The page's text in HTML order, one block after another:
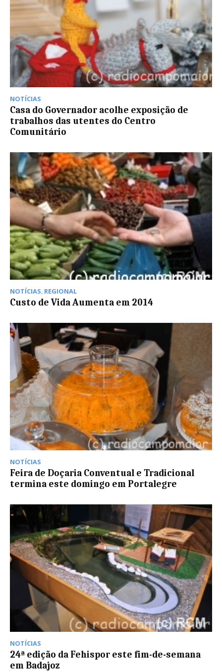
NOTÍCIAS
Casa do Governador acolhe exposição de
trabalhos das utentes do Centro
Comunitário
NOTÍCIAS, REGIONAL
Custo de Vida Aumenta em 2014
NOTÍCIAS
Feira de Doçaria Conventual e Tradicional
termina este domingo em Portalegre
NOTÍCIAS
24ª edição da Fehispor este fim-de-semana
em Badajoz